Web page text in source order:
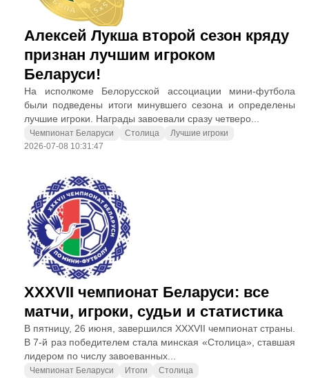
Алексей Лукша второй сезон кряду
признан лучшим игроком
Беларуси!
На исполкоме Белорусской ассоциации мини-футбола
были подведены итоги минувшего сезона и определены
лучшие игроки. Награды завоевали сразу четверо...
Чемпионат Беларуси Столица
Лучшие игроки
2026-07-08 10:31:47
XXXVII чемпионат Беларуси: все
матчи, игроки, судьи и статистика
В пятницу, 26 июня, завершился XXXVII чемпионат страны.
В 7-й раз победителем стала минская «Столица», ставшая
лидером по числу завоеванных...
Чемпионат Беларуси Итоги
Столица